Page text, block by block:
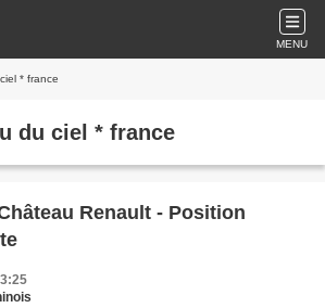
MENU
* france
du ciel * france
Renault - Position